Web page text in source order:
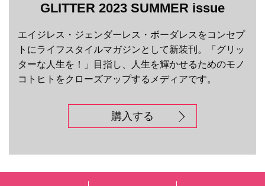
GLITTER 2023 SUMMER issue
エイジレス・ジェンダーレス・ボーダレスをコンセプ
トにライフスタイルマガジンとして新装刊。「グリッ
ターな人生を！」目指し、人生を輝かせるためのモノ
コトヒトをクローズアップするメディアです。
購入する